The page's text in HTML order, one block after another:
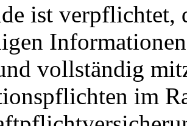
ist verpflichtet,
vollständig
im